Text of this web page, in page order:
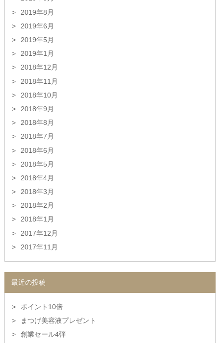
2019年8月
2019年6月
2019年5月
2019年1月
2018年12月
2018年11月
2018年10月
2018年9月
2018年8月
2018年7月
2018年6月
2018年5月
2018年4月
2018年3月
2018年2月
2018年1月
2017年12月
2017年11月
最近の投稿
ポイント10倍
まつげ美容液プレゼント
創業セール4弾